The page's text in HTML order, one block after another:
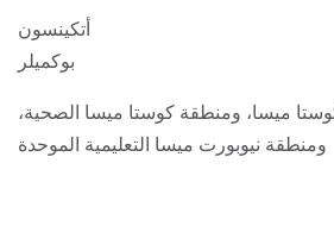
أتكينسون
بوكميلر
ميسا، ومنطقة كوستا ميسا الصحية،
ومنطقة نيوبورت ميسا التعليمية الموحدة